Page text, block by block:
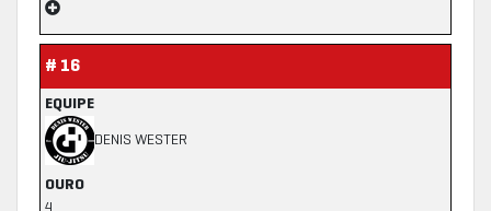
# 16
EQUIPE
DENIS WESTER
OURO